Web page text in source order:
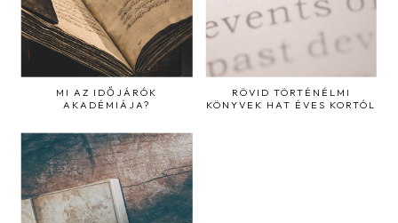
MI AZ IDŐJÁRÓK
AKADÉMIÁJA?
RÖVID TÖRTÉNÉLMI
KÖNYVEK HAT ÉVES KORTÓL